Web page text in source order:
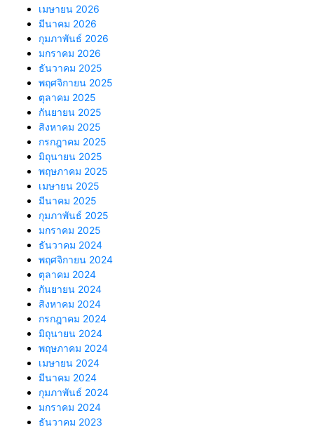
เมษายน 2026
มีนาคม 2026
กุมภาพันธ์ 2026
มกราคม 2026
ธันวาคม 2025
พฤศจิกายน 2025
ตุลาคม 2025
กันยายน 2025
สิงหาคม 2025
กรกฎาคม 2025
มิถุนายน 2025
พฤษภาคม 2025
เมษายน 2025
มีนาคม 2025
กุมภาพันธ์ 2025
มกราคม 2025
ธันวาคม 2024
พฤศจิกายน 2024
ตุลาคม 2024
กันยายน 2024
สิงหาคม 2024
กรกฎาคม 2024
มิถุนายน 2024
พฤษภาคม 2024
เมษายน 2024
มีนาคม 2024
กุมภาพันธ์ 2024
มกราคม 2024
ธันวาคม 2023